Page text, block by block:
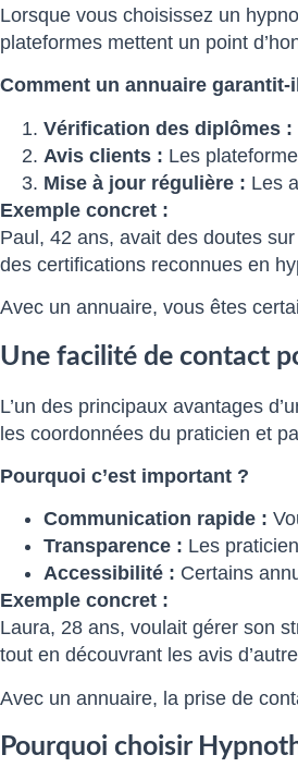
Lorsque vous choisissez un
plateformes mettent un point
Comment un annuaire
Vérification des diplômes :
Avis clients : Les
Mise à jour régulière : Les
Exemple concret :
Paul, 42 ans, avait des doutes
des certifications reconnues en
Avec un annuaire, vous êtes
Une facilité de contact
L’un des principaux avantages
les coordonnées du praticien et
Pourquoi c’est important ?
Communication rapide :
Transparence : Les
Accessibilité : Certains
Exemple concret :
Laura, 28 ans, voulait gérer son
tout en découvrant les avis
Avec un annuaire, la prise de
Pourquoi choisir